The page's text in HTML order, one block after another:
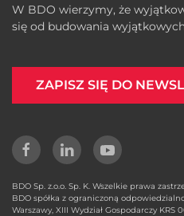
W BDO wierzymy, że
się od budowania
ZAPISZ SIĘ DO
BDO Sp. z.o.o. Sp. K. Wszelkie prawa
BDO spółka z ograniczoną
Warszawy, XIII Wydział Gospodarczy KRS